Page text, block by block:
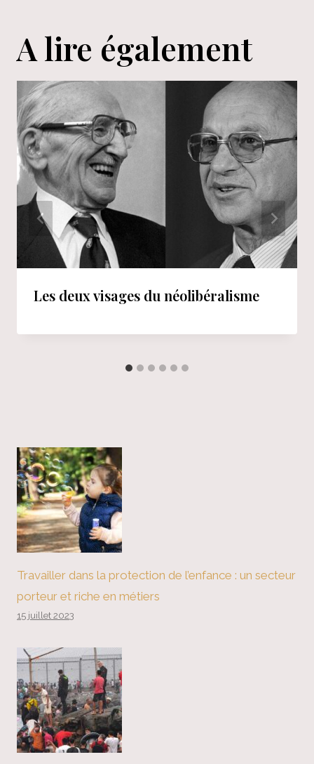
A lire également
Les deux visages du néolibéralisme
Travailler dans la protection de l’enfance : un secteur
porteur et riche en métiers
15 juillet 2023